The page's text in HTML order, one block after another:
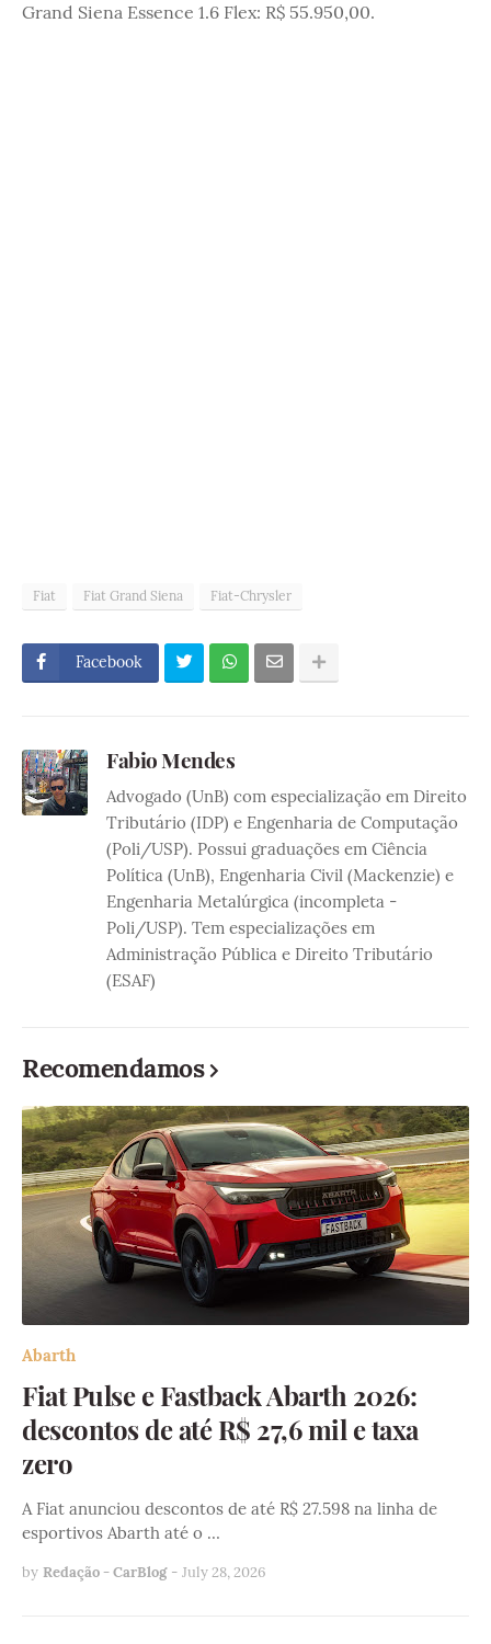
Grand Siena Essence 1.6 Flex: R$ 55.950,00.
Fiat Fiat Grand Siena Fiat-Chrysler
Facebook
Fabio Mendes
Advogado (UnB) com especialização em Direito
Tributário (IDP) e Engenharia de Computação
(Poli/USP). Possui graduações em Ciência
Política (UnB), Engenharia Civil (Mackenzie) e
Engenharia Metalúrgica (incompleta -
Poli/USP). Tem especializações em
Administração Pública e Direito Tributário
(ESAF)
Recomendamos
Abarth
Fiat Pulse e Fastback Abarth 2026:
descontos de até R$ 27,6 mil e taxa
zero
A Fiat anunciou descontos de até R$ 27.598 na linha de
esportivos Abarth até o …
by Redação - CarBlog - July 28, 2026